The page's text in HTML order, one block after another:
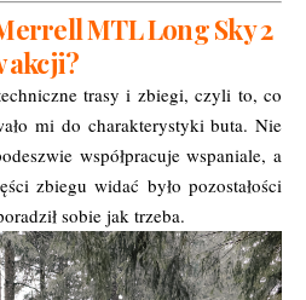
MTL Long Sky 2
akcji?
trasy i zbiegi, czyli to, co
mi do charakterystyki buta. Nie
współpracuje wspaniale, a
zbiegu widać było pozostałości
sobie jak trzeba.